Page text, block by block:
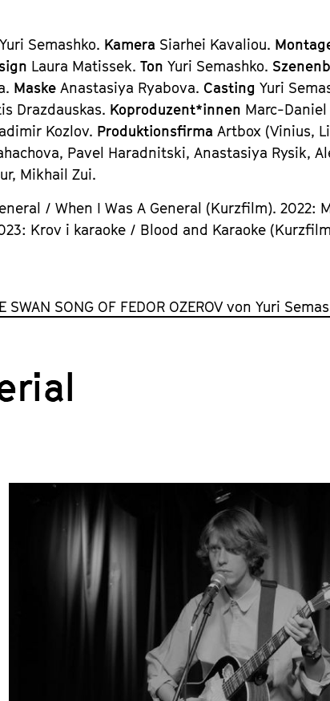
Yuri Semashko. Kamera Siarhei Kavaliou.
Laura Matissek.TonYuri Semashko.
MaskeAnastasiya Ryabova. CastingYuri
Drazdauskas. Koproduzent*innen Marc-
Kozlov. ProduktionsfirmaArtbox (Vinius,
Pavel Haradnitski, Anastasiya Rysik,
Mikhail Zui.
/ When I Was A General (Kurzfilm). 2022:
Krov i karaoke / Blood and Karaoke
SONG OF FEDOR OZEROV von Yuri